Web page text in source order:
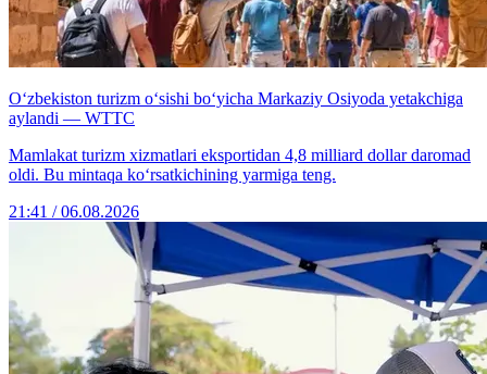
O‘zbekiston turizm o‘sishi bo‘yicha Markaziy Osiyoda yetakchiga
aylandi — WTTC
Mamlakat turizm xizmatlari eksportidan 4,8 milliard dollar daromad
oldi. Bu mintaqa ko‘rsatkichining yarmiga teng.
21:41 / 06.08.2026